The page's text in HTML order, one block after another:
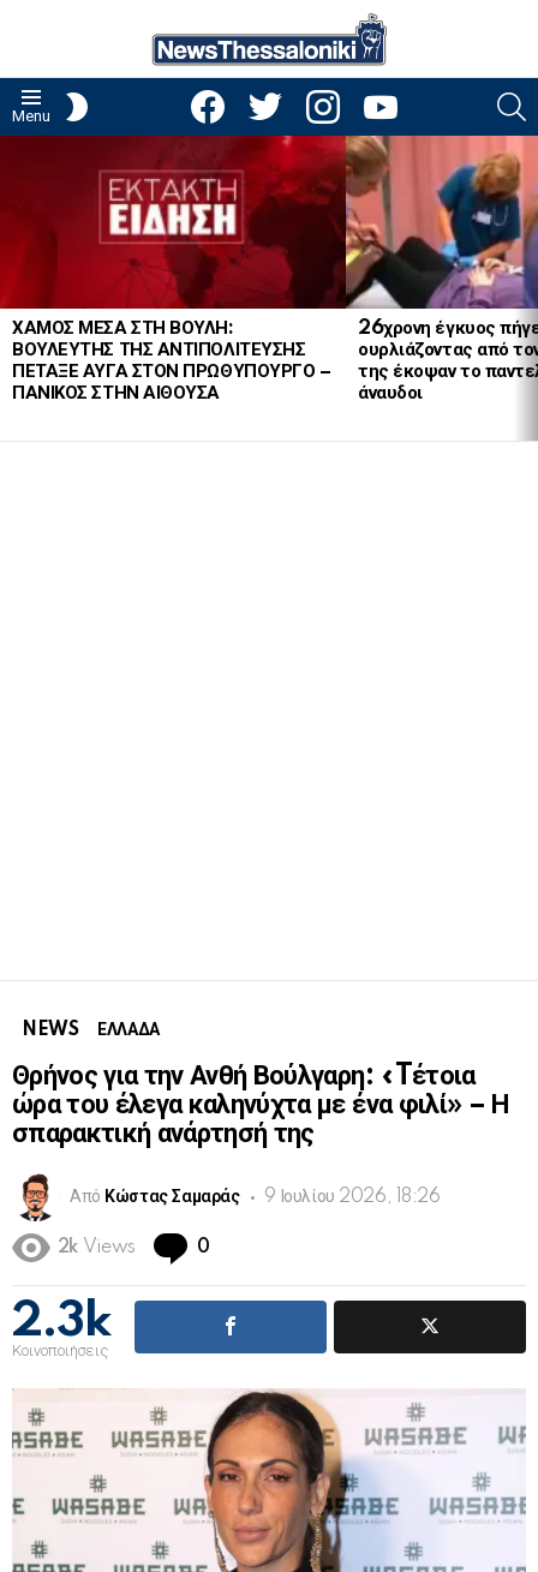
Menu
facebooktwitter instagramyoutube
ΧΑΜΟΣ ΜΕΣΑ ΣΤΗ ΒΟΥΛΗ:
ΒΟΥΛΕΥΤΗΣ ΤΗΣ ΑΝΤΙΠΟΛΙΤΕΥΣΗΣ
ΠΕΤΑΞΕ ΑΥΓΑ ΣΤΟΝ ΠΡΩΘΥΠΟΥΡΓΟ –
ΠΑΝΙΚΟΣ ΣΤΗΝ ΑΙΘΟΥΣΑ
26χρονη έγκυος
ουρλιάζοντας από
της έκοψαν το
άναυδοι
NEWS ΕΛΛΑΔΑ
Θρήνος για την Ανθή Βούλγαρη: «Tέτοια
ώρα του έλεγα καληνύχτα με ένα φιλί» – Η
σπαρακτική ανάρτησή της
Από Κώστας Σαμαράς 9 Ιουλίου 2026, 18:26
2k Views 0
2.3k
Κοινοποιήσεις